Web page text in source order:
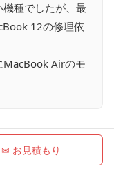
種でしたが、最
12の修理依
MacBook Airのモ
✉ お見積もり